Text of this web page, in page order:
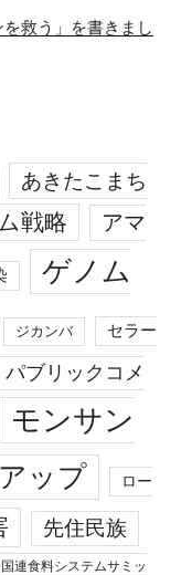
救う」を書きまし
あきたこまち
戦略 アマ
ゲノム
ジカンバ セラー
パブリックコメ
モンサン
ップ ロー
先住民族
国連食料システムサミッ